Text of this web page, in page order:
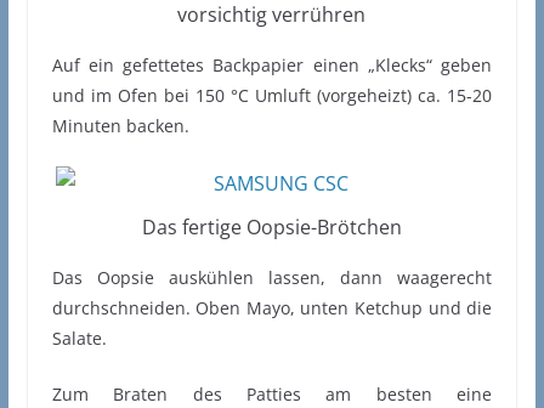
vorsichtig verrühren
Auf ein gefettetes Backpapier einen „Klecks“ geben
und im Ofen bei 150 °C Umluft (vorgeheizt) ca. 15-20
Minuten backen.
Das fertige Oopsie-Brötchen
Das Oopsie auskühlen lassen, dann waagerecht
durchschneiden. Oben Mayo, unten Ketchup und die
Salate.
Zum Braten des Patties am besten eine